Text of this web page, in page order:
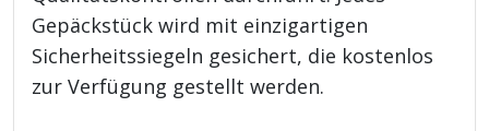
Gepäckstück wird mit einzigartigen
Sicherheitssiegeln gesichert, die kostenlos
zur Verfügung gestellt werden.